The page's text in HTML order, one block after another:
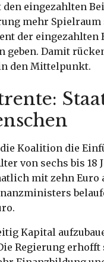
eingezahlten
mehr
der
geben. Damit
den Mittelpunkt.
Koalition die
von sechs bis
mit zehn
Kapital
Regierung